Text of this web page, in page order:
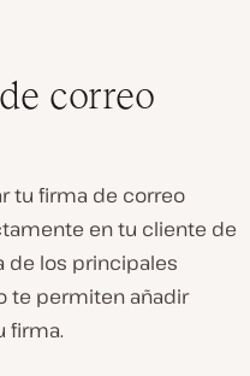
correo
tu firma de correo
en tu cliente de
de los principales
te permiten añadir
firma.